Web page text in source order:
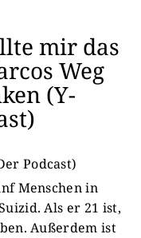
mir das
Weg
(Y-
Menschen in
Als er 21 ist,
Außerdem ist